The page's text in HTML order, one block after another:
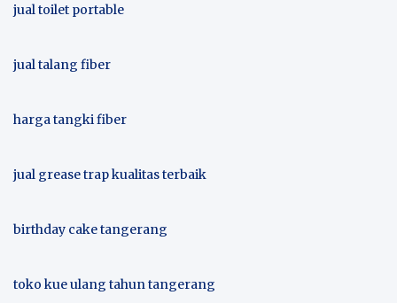
jual toilet portable
jual talang fiber
harga tangki fiber
jual grease trap kualitas terbaik
birthday cake tangerang
toko kue ulang tahun tangerang